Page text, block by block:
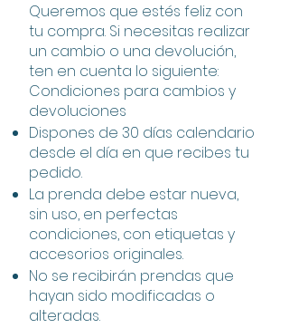
Queremos que estés feliz con
tu compra. Si necesitas realizar
un cambio o una devolución,
ten en cuenta lo siguiente:
Condiciones para cambios y
devoluciones
Dispones de 30 días calendario
desde el día en que recibes tu
pedido.
La prenda debe estar nueva,
sin uso, en perfectas
condiciones, con etiquetas y
accesorios originales.
No se recibirán prendas que
hayan sido modificadas o
alteradas.